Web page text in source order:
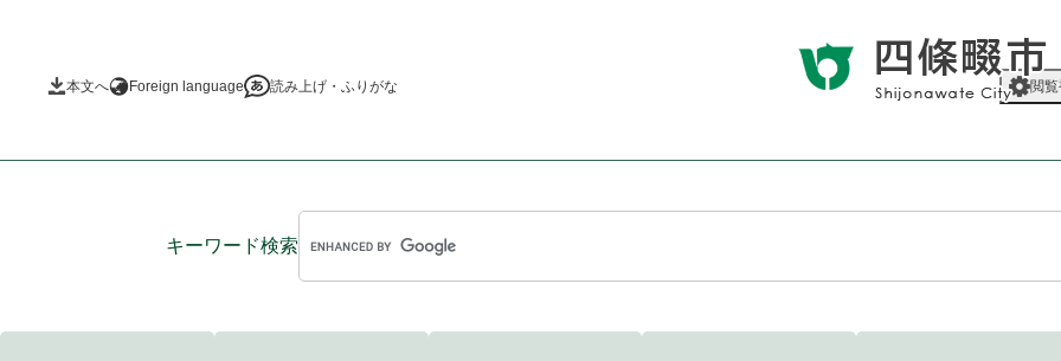
頭
本文へ Foreign language 読み上げ・ふりがな 閲覧
キーワード検索